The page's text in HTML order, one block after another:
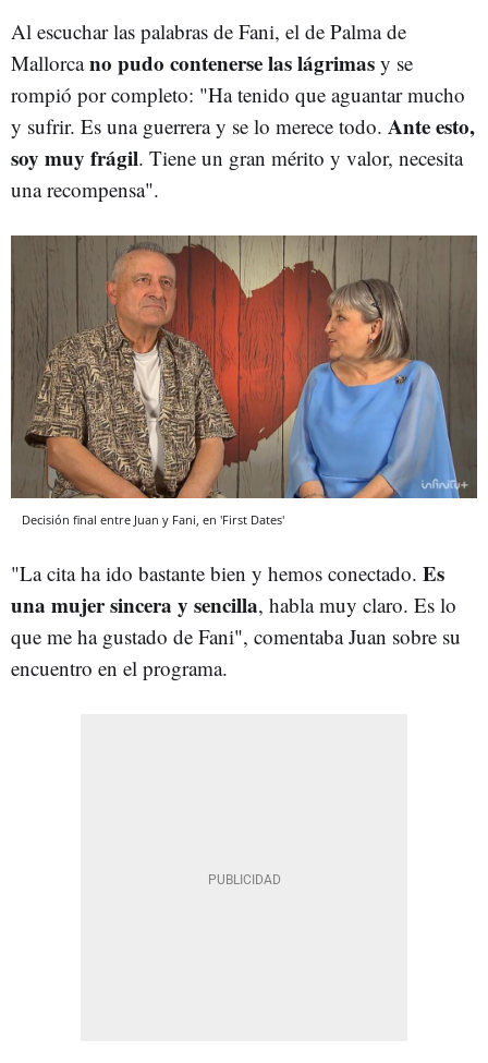
Al escuchar las palabras de Fani, el de Palma de
Mallorcano pudo contenerse las lágrimas y se
rompió por completo: "Ha tenido que aguantar mucho
y sufrir. Es una guerrera y se lo merece todo. Ante esto,
soy muy frágil. Tiene un gran mérito y valor, necesita
una recompensa".
Decisión final entre Juan y Fani, en 'First Dates'
"La cita ha ido bastante bien y hemos conectado. Es
una mujer sincera y sencilla, habla muy claro. Es lo
que me ha gustado de Fani", comentaba Juan sobre su
encuentro en el programa.